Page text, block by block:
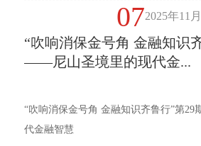
072025年11月
“吹响消保金号角 金融知识
——尼山圣境里的现代金...
“吹响消保金号角 金融知识齐鲁行”第
代金融智慧